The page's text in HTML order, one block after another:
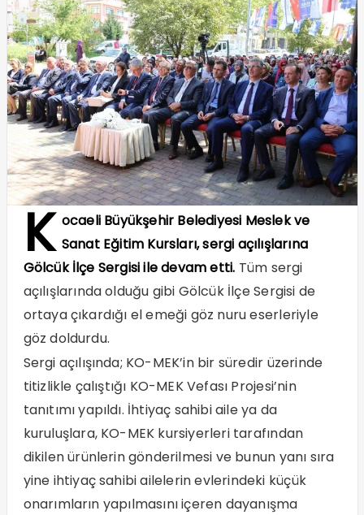
K ocaeli Büyükşehir Belediyesi Meslek ve
Sanat Eğitim Kursları, sergi açılışlarına
Gölcük İlçe Sergisi ile devam etti. Tüm sergi
açılışlarında olduğu gibi Gölcük İlçe Sergisi de
ortaya çıkardığı el emeği göz nuru eserleriyle
göz doldurdu.
Sergi açılışında; KO-MEK’in bir süredir üzerinde
titizlikle çalıştığı KO-MEK Vefası Projesi’nin
tanıtımı yapıldı. İhtiyaç sahibi aile ya da
kuruluşlara, KO-MEK kursiyerleri tarafından
dikilen ürünlerin gönderilmesi ve bunun yanı sıra
yine ihtiyaç sahibi ailelerin evlerindeki küçük
onarımların yapılmasını içeren dayanışma